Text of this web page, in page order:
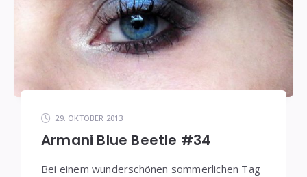
29. OKTOBER 2013
Armani Blue Beetle #34
Bei einem wunderschönen sommerlichen Tag